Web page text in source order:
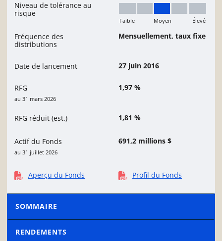
Niveau de tolérance au
risque
Moyen
Faible Moyen Élevé
Fréquence des
distributions
Mensuellement, taux fixe
Date de lancement 27 juin 2016
RFG
au 31 mars 2026
1,97 %
RFG réduit (est.) 1,81 %
Actif du Fonds
au 31 juillet 2026
691,2 millions $
Aperçu du Fonds Profil du Fonds
SOMMAIRE
RENDEMENTS